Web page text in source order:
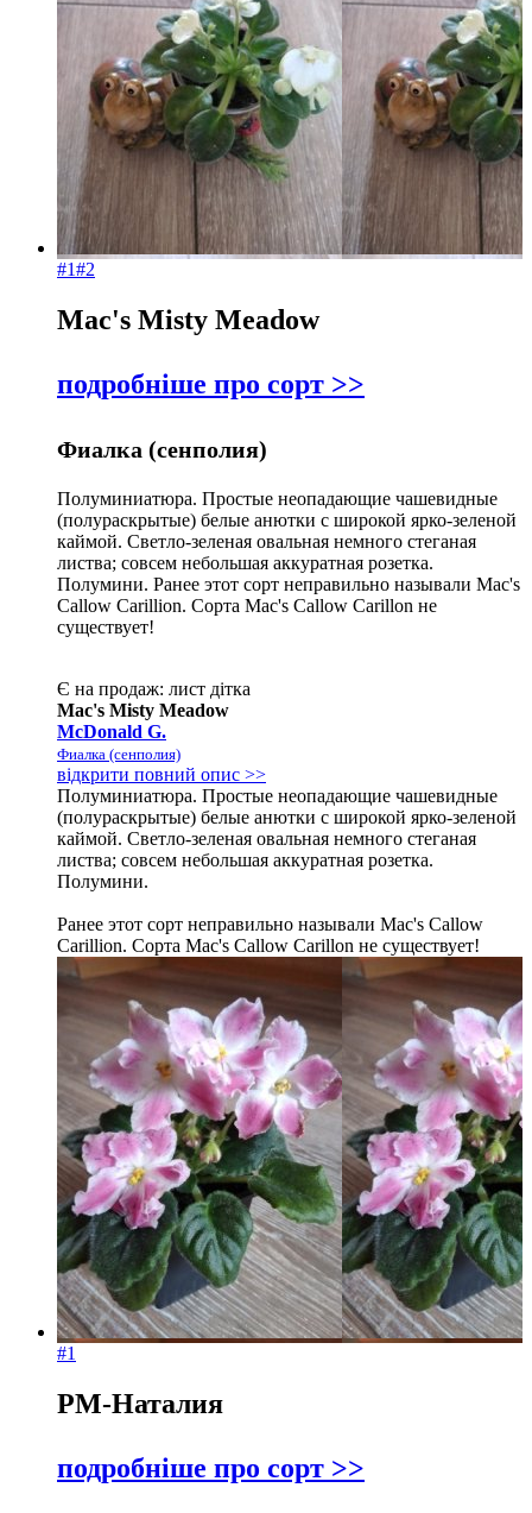
назвою Я-
#1#2
Mac's Misty Meadow
подробніше про сорт >>
Фиалка (сенполия)
Полуминиатюра. Простые неопадающие чашевидные
(полураскрытые) белые анютки с широкой ярко-зеленой
каймой. Светло-зеленая овальная немного стеганая
листва; совсем небольшая аккуратная розетка.
Полумини. Ранее этот сорт неправильно называли Mac's
Callow Carillion. Сорта Mac's Callow Carillon не
существует!
Є на продаж: лист дітка
Mac's Misty Meadow
McDonald G.
Фиалка (сенполия)
відкрити повний опис >>
Полуминиатюра. Простые неопадающие чашевидные
(полураскрытые) белые анютки с широкой ярко-зеленой
каймой. Светло-зеленая овальная немного стеганая
листва; совсем небольшая аккуратная розетка.
Полумини.
Ранее этот сорт неправильно называли Mac's Callow
Carillion. Сорта Mac's Callow Carillon не существует!
#1
РМ-Наталия
подробніше про сорт >>